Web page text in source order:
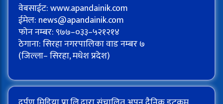
वेबसाईट: www.apandainik.com
ईमेल: news@apandainik.com
फोन नम्बर: ९७७–०३३–५२१२१४
ठेगाना: सिरहा नगरपालिका वाड नम्बर ७
(जिल्ला– सिरहा, मधेश प्रदेश)